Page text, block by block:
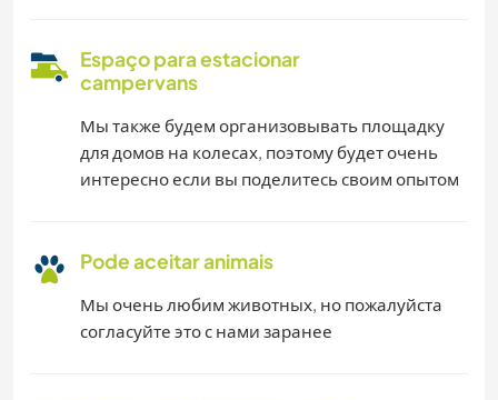
Espaço para estacionar
campervans
Мы также будем организовывать площадку
для домов на колесах, поэтому будет очень
интересно если вы поделитесь своим опытом
Pode aceitar animais
Мы очень любим животных, но пожалуйста
согласуйте это с нами заранее